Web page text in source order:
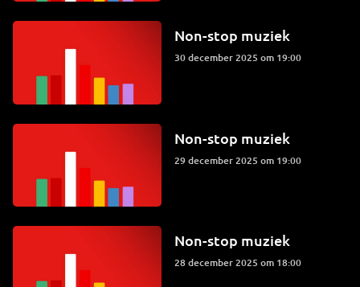
Non-stop muziek
30 december 2025 om 19:00
Non-stop muziek
29 december 2025 om 19:00
Non-stop muziek
28 december 2025 om 18:00